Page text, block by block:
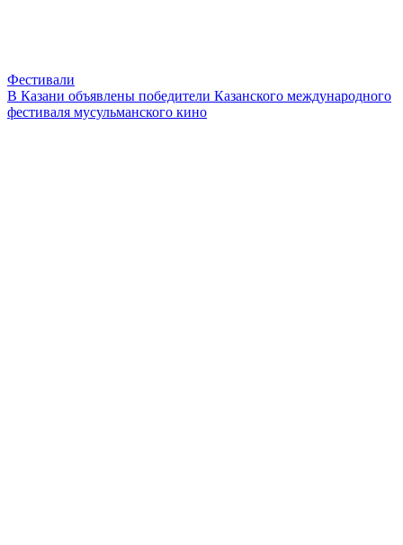
Фестивали
В Казани объявлены победители Казанского международного
фестиваля мусульманского кино